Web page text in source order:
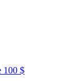
100 $